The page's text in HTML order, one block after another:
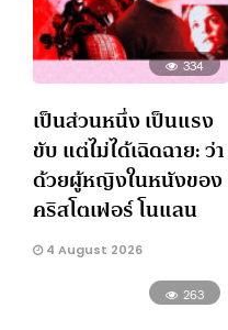
334
เป็นส่วนหนึ่ง เป็นแรง
ขับ แต่ไม่ได้เฉิดฉาย: ว่า
ด้วยผู้หญิงในหนังของ
คริสโตเฟอร์ โนแลน
4 August 2026
263